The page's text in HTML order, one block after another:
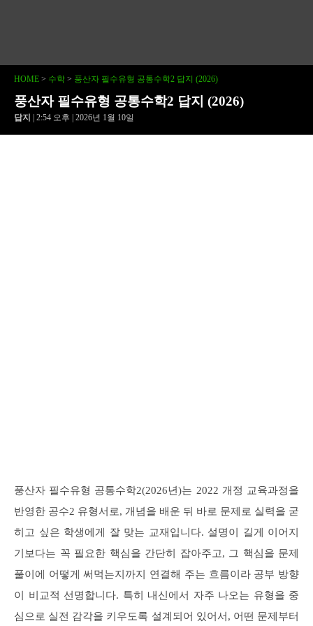
HOME > 수학 > 풍산자 필수유형 공통수학2 답지 (2026)
풍산자 필수유형 공통수학2 답지 (2026)
답지 | 2:54 오후 | 2026년 1월 10일
풍산자 필수유형 공통수학2(2026년)는 2022 개정 교육과정을
반영한 공수2 유형서로, 개념을 배운 뒤 바로 문제로 실력을 굳
히고 싶은 학생에게 잘 맞는 교재입니다. 설명이 길게 이어지
기보다는 꼭 필요한 핵심을 간단히 잡아주고, 그 핵심을 문제
풀이에 어떻게 써먹는지까지 연결해 주는 흐름이라 공부 방향
이 비교적 선명합니다. 특히 내신에서 자주 나오는 유형을 중
심으로 실전 감각을 키우도록 설계되어 있어서, 어떤 문제부터